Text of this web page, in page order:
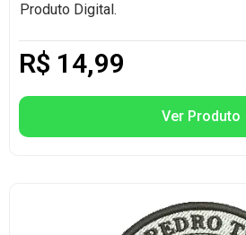
Produto Digital.
R$ 14,99
Ver Produto